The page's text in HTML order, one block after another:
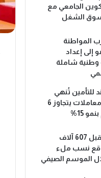
الجامعي مع
الشغل
المواطنة
إلى إعداد
وطنية شاملة
للتأمين تُنهي
2025 برقم معاملات يتجاوز 6
15%
أكادير تستقبل 607 آلاف
نسب ملء
الموسم الصيفي